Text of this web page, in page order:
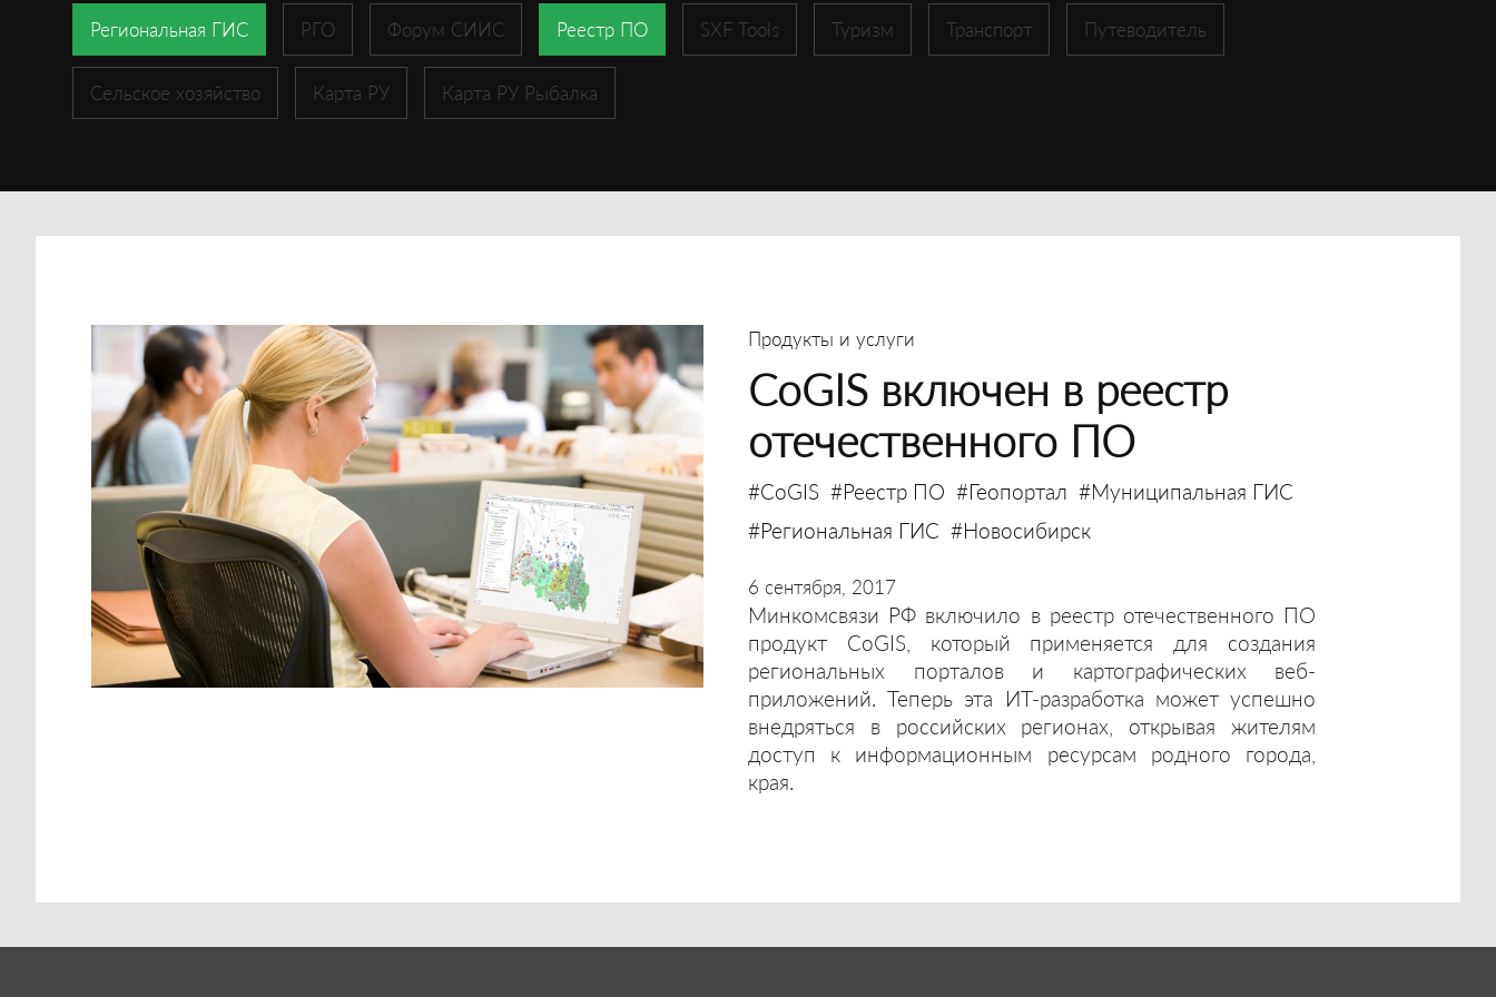
Региональная ГИС РГО Форум СИИС Реестр ПО SXF Tools Туризм Транспорт Путеводитель
Сельское хозяйство Карта РУ Карта РУ Рыбалка
Продукты и услуги
CoGIS включен в реестр
отечественного ПО
#CoGIS #Реестр ПО #Геопортал #Муниципальная ГИС
#Региональная ГИС #Новосибирск
6 сентября, 2017
Минкомсвязи РФ включило в реестр отечественного ПО
продукт CoGIS, который применяется для создания
региональных порталов и картографических веб-
приложений. Теперь эта ИТ-разработка может успешно
внедряться в российских регионах, открывая жителям
доступ к информационным ресурсам родного города,
края.